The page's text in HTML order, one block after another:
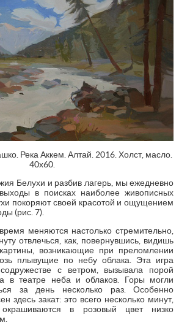
Река Аккем. Алтай. 2016. Холст, масло.
40х60.
Белухи и разбив лагерь, мы ежедневно
в поисках наиболее живописных
покоряют своей красотой и ощущением
(рис. 7).
меняются настолько стремительно,
отвлечься, как, повернувшись, видишь
возникающие при преломлении
плывущие по небу облака. Эта игра
с ветром, вызывала порой
в театре неба и облаков. Горы могли
за день несколько раз. Особенно
здесь закат: это всего несколько минут,
в розовый цвет низко